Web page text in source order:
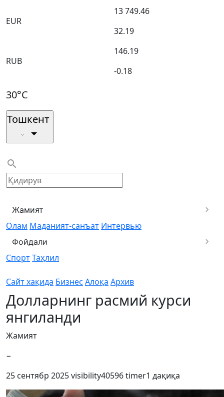
EUR
13 749.46
32.19
RUB
146.19
-0.18
30°C
Тошкент
Жамият
Олам Маданият-санъат Интервью
Фойдали
СпортТаҳлил
Сайт хақида Бизнес Алоқа Архив
Долларнинг расмий курси
янгиланди
Жамият
−
25 сентябр 2025visibility40596timer1 дақиқа